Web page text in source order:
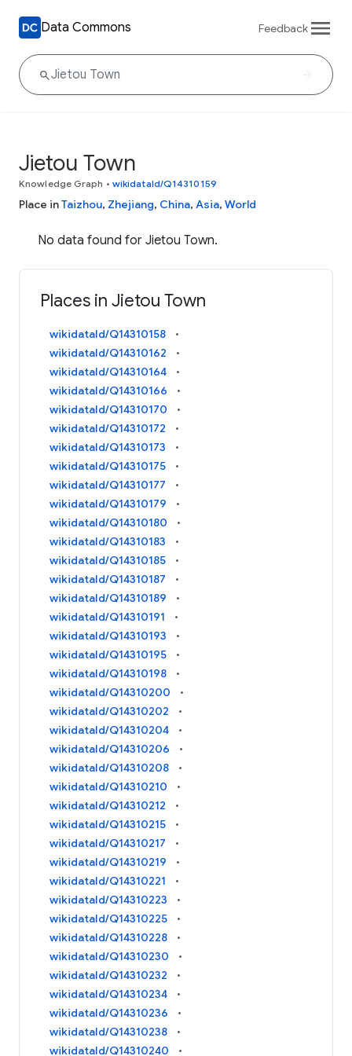
Data Commons Feedback
Jietou Town
Knowledge Graph • wikidataId/Q14310159
Place inTaizhou, Zhejiang, China, Asia, World
No data found for Jietou Town.
Places in Jietou Town
wikidataId/Q14310158
wikidataId/Q14310162
wikidataId/Q14310164
wikidataId/Q14310166
wikidataId/Q14310170
wikidataId/Q14310172
wikidataId/Q14310173
wikidataId/Q14310175
wikidataId/Q14310177
wikidataId/Q14310179
wikidataId/Q14310180
wikidataId/Q14310183
wikidataId/Q14310185
wikidataId/Q14310187
wikidataId/Q14310189
wikidataId/Q14310191
wikidataId/Q14310193
wikidataId/Q14310195
wikidataId/Q14310198
wikidataId/Q14310200
wikidataId/Q14310202
wikidataId/Q14310204
wikidataId/Q14310206
wikidataId/Q14310208
wikidataId/Q14310210
wikidataId/Q14310212
wikidataId/Q14310215
wikidataId/Q14310217
wikidataId/Q14310219
wikidataId/Q14310221
wikidataId/Q14310223
wikidataId/Q14310225
wikidataId/Q14310228
wikidataId/Q14310230
wikidataId/Q14310232
wikidataId/Q14310234
wikidataId/Q14310236
wikidataId/Q14310238
wikidataId/Q14310240